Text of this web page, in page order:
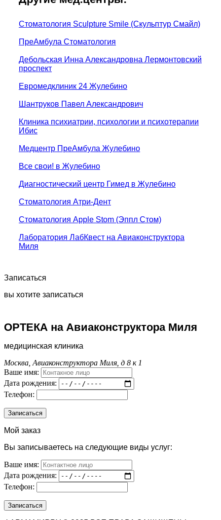
Стоматология Sculpture Smile (Скульптур Смайл)
ПреАмбула Стоматология
Дебольская Инна Александровна Лермонтовский
проспект
Евромедклиник 24 Жулебино
Шантруков Павел Александрович
Клиника психиатрии, психологии и психотерапии
Ибис
Медцентр ПреАмбула Жулебино
Все свои! в Жулебино
Диагностический центр Гимед в Жулебино
Стоматология Атри-Дент
Стоматология Apple Stom (Эппл Стом)
Лаборатория ЛабКвест на Авиаконструктора
Миля
Записаться
вы хотите записаться
ОРТЕКА на Авиаконструктора Миля
медицинская клиника
Москва, Авиаконструктора Миля, д 8 к 1
Ваше имя:
Дата рождения:
Телефон:
Мой заказ
Вы записываетесь на следующие виды услуг:
Ваше имя:
Дата рождения:
Телефон: